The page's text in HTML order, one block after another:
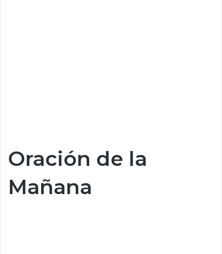
Oración de la
Mañana